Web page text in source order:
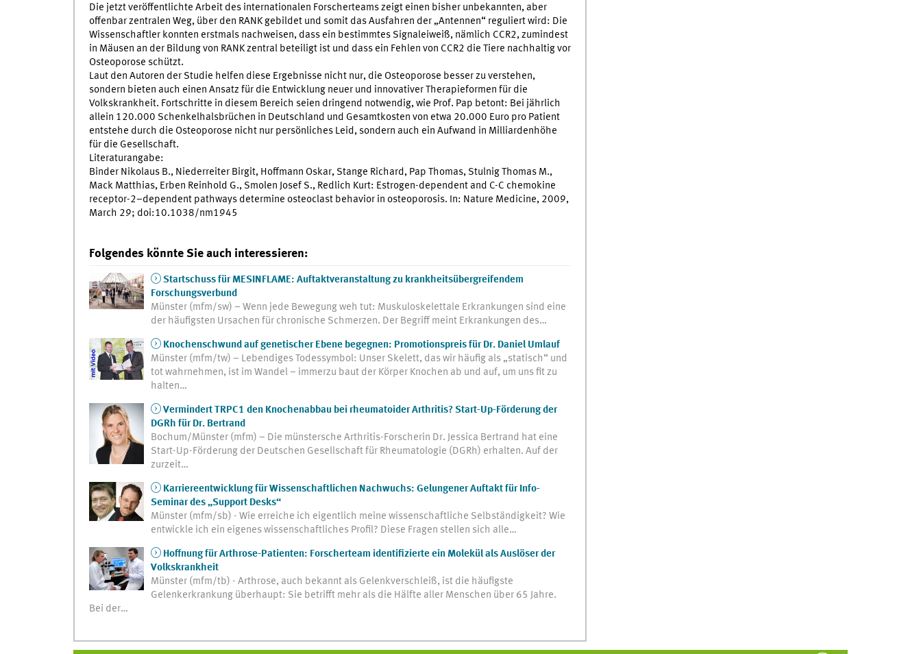
Die jetzt veröffentlichte Arbeit des internationalen Forscherteams zeigt einen bisher unbekannten, aber
offenbar zentralen Weg, über den RANK gebildet und somit das Ausfahren der „Antennen“ reguliert wird: Die
Wissenschaftler konnten erstmals nachweisen, dass ein bestimmtes Signaleiweiß, nämlich CCR2, zumindest
in Mäusen an der Bildung von RANK zentral beteiligt ist und dass ein Fehlen von CCR2 die Tiere nachhaltig vor
Osteoporose schützt.
Laut den Autoren der Studie helfen diese Ergebnisse nicht nur, die Osteoporose besser zu verstehen,
sondern bieten auch einen Ansatz für die Entwicklung neuer und innovativer Therapieformen für die
Volkskrankheit. Fortschritte in diesem Bereich seien dringend notwendig, wie Prof. Pap betont: Bei jährlich
allein 120.000 Schenkelhalsbrüchen in Deutschland und Gesamtkosten von etwa 20.000 Euro pro Patient
entstehe durch die Osteoporose nicht nur persönliches Leid, sondern auch ein Aufwand in Milliardenhöhe
für die Gesellschaft.
Literaturangabe:
Binder Nikolaus B., Niederreiter Birgit, Hoffmann Oskar, Stange Richard, Pap Thomas, Stulnig Thomas M.,
Mack Matthias, Erben Reinhold G., Smolen Josef S., Redlich Kurt: Estrogen-dependent and C-C chemokine
receptor-2–dependent pathways determine osteoclast behavior in osteoporosis. In: Nature Medicine, 2009,
March 29; doi:10.1038/nm1945
Folgendes könnte Sie auch interessieren:
Startschuss für MESINFLAME: Auftaktveranstaltung zu krankheitsübergreifendem
Forschungsverbund
Münster (mfm/sw) – Wenn jede Bewegung weh tut: Muskuloskelettale Erkrankungen sind eine
der häufigsten Ursachen für chronische Schmerzen. Der Begriff meint Erkrankungen des…
Knochenschwund auf genetischer Ebene begegnen: Promotionspreis für Dr. Daniel Umlauf
Münster (mfm/tw) – Lebendiges Todessymbol: Unser Skelett, das wir häufig als „statisch“ und
tot wahrnehmen, ist im Wandel – immerzu baut der Körper Knochen ab und auf, um uns fit zu
halten…
Vermindert TRPC1 den Knochenabbau bei rheumatoider Arthritis? Start-Up-Förderung der
DGRh für Dr. Bertrand
Bochum/Münster (mfm) – Die münstersche Arthritis-Forscherin Dr. Jessica Bertrand hat eine
Start-Up-Förderung der Deutschen Gesellschaft für Rheumatologie (DGRh) erhalten. Auf der
zurzeit…
Karriereentwicklung für Wissenschaftlichen Nachwuchs: Gelungener Auftakt für Info-
Seminar des „Support Desks“
Münster (mfm/sb) - Wie erreiche ich eigentlich meine wissenschaftliche Selbständigkeit? Wie
entwickle ich ein eigenes wissenschaftliches Profil? Diese Fragen stellen sich alle…
Hoffnung für Arthrose-Patienten: Forscherteam identifizierte ein Molekül als Auslöser der
Volkskrankheit
Münster (mfm/tb) - Arthrose, auch bekannt als Gelenkverschleiß, ist die häufigste
Gelenkerkrankung überhaupt: Sie betrifft mehr als die Hälfte aller Menschen über 65 Jahre.
Bei der…